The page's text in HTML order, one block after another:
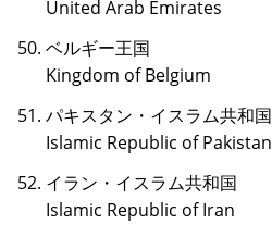
United Arab Emirates
ベルギー王国
Kingdom of Belgium
パキスタン・イスラム共和国
Islamic Republic of Pakistan
イラン・イスラム共和国
Islamic Republic of Iran